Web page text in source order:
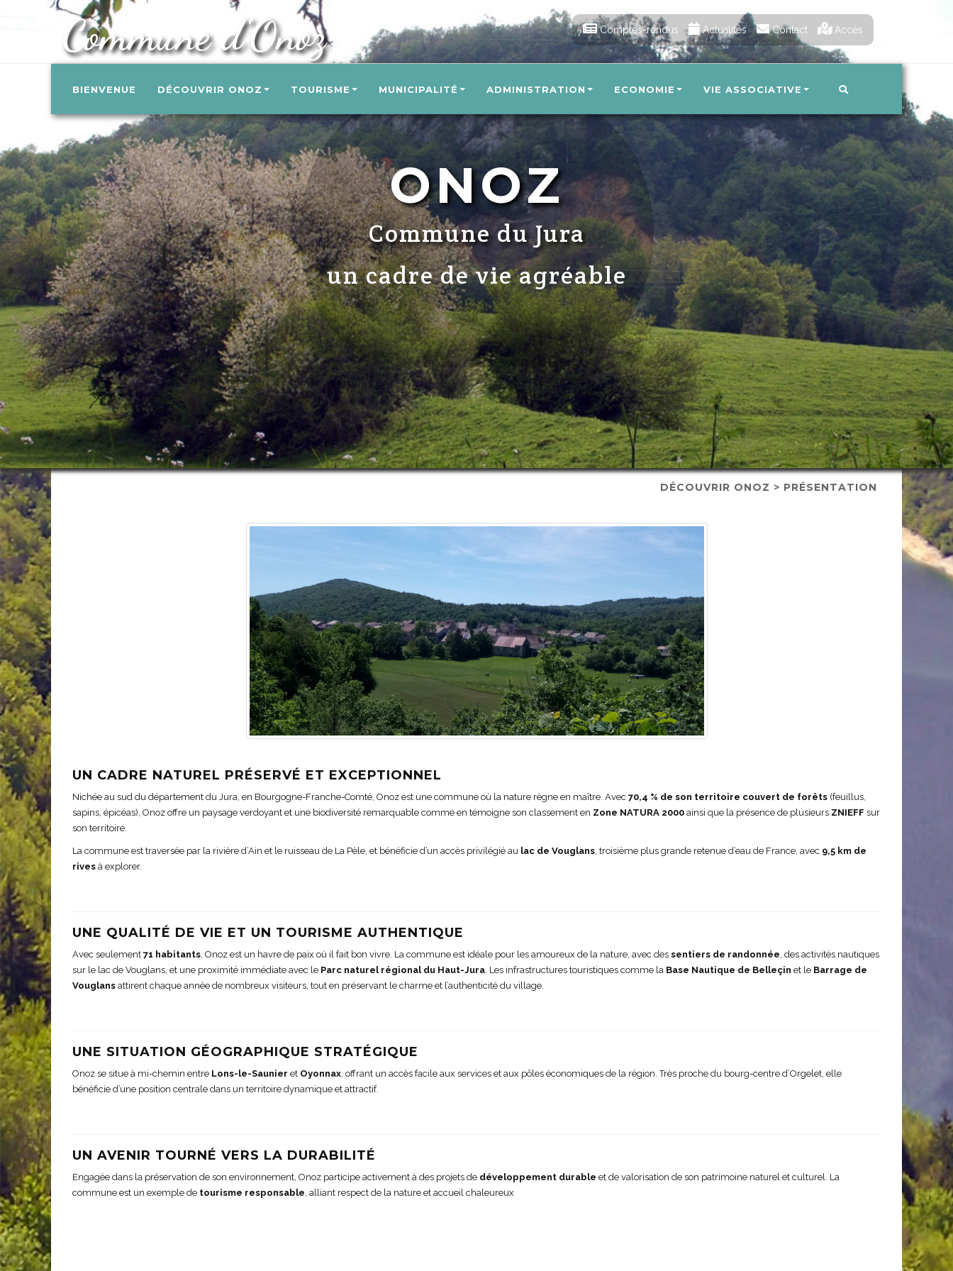
Commune d'Onoz Comptes-rendus Actualités Contact Accès
BIENVENUE DÉCOUVRIR ONOZ TOURISME MUNICIPALITÉ ADMINISTRATION ECONOMIE VIE ASSOCIATIVE
ONOZ
Commune du Jura
un cadre de vie agréable
DÉCOUVRIR ONOZ > PRÉSENTATION
UN CADRE NATUREL PRÉSERVÉ ET EXCEPTIONNEL
Nichée au sud du département du Jura, en Bourgogne-Franche-Comté, Onoz est une commune où la nature règne en maître. Avec 70,4 % de son territoire couvert de forêts (feuillus,
sapins, épicéas), Onoz offre un paysage verdoyant et une biodiversité remarquable comme en témoigne son classement en Zone NATURA 2000 ainsi que la présence de plusieurs ZNIEFF sur
son territoire.
La commune est traversée par la rivière d’Ain et le ruisseau de La Pèle, et bénéficie d’un accès privilégié au lac de Vouglans, troisième plus grande retenue d’eau de France, avec 9,5 km de
rives à explorer.
UNE QUALITÉ DE VIE ET UN TOURISME AUTHENTIQUE
Avec seulement 71 habitants, Onoz est un havre de paix où il fait bon vivre. La commune est idéale pour les amoureux de la nature, avec des sentiers de randonnée, des activités nautiques
sur le lac de Vouglans, et une proximité immédiate avec le Parc naturel régional du Haut-Jura. Les infrastructures touristiques comme la Base Nautique de Belleçin et le Barrage de
Vouglans attirent chaque année de nombreux visiteurs, tout en préservant le charme et l’authenticité du village.
UNE SITUATION GÉOGRAPHIQUE STRATÉGIQUE
Onoz se situe à mi-chemin entre Lons-le-Saunier et Oyonnax, offrant un accès facile aux services et aux pôles économiques de la région. Très proche du bourg-centre d’Orgelet, elle
bénéficie d’une position centrale dans un territoire dynamique et attractif.
UN AVENIR TOURNÉ VERS LA DURABILITÉ
Engagée dans la préservation de son environnement, Onoz participe activement à des projets de développement durable et de valorisation de son patrimoine naturel et culturel. La
commune est un exemple de tourisme responsable, alliant respect de la nature et accueil chaleureux